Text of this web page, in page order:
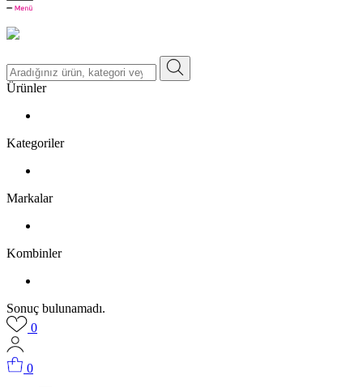
Ürünler
Kategoriler
Markalar
Kombinler
Sonuç bulunamadı.
0
0